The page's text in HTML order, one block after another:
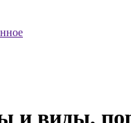
и виды,